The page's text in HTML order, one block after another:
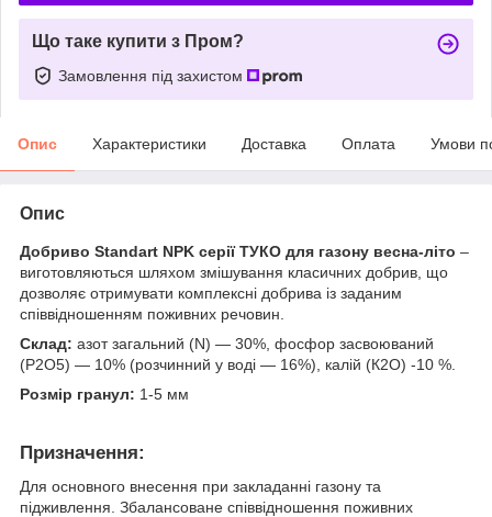
Що таке купити з Пром?
Замовлення під захистом
Опис Характеристики Доставка Оплата Умови
Опис
Добриво Standart NPK серії ТУКО для газону весна-літо –
виготовляються шляхом змішування класичних добрив, що
дозволяє отримувати комплексні добрива із заданим
співвідношенням поживних речовин.
Cклад: азот загальний (N) — 30%, фосфор засвоюваний
(Р2О5) — 10% (розчинний у воді — 16%), калій (К2О) -10 %.
Розмір гранул: 1-5 мм
Призначення:
Для основного внесення при закладанні газону та
підживлення. Збалансоване співвідношення поживних